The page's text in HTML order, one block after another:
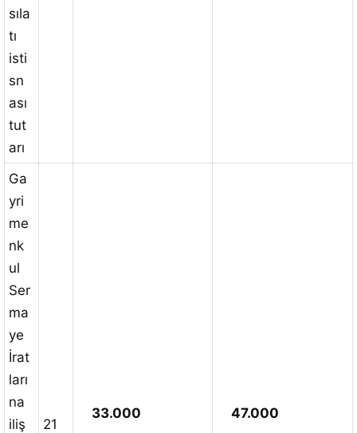
sıla
tı
isti
sn
ası
tut
arı
Ga
yri
me
nk
ul
Ser
ma
ye
İrat
ları
na
iliş
21
33.000 47.000